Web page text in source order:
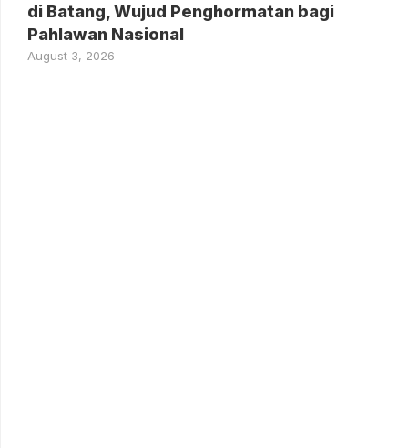
di Batang, Wujud Penghormatan bagi
Pahlawan Nasional
August 3, 2026